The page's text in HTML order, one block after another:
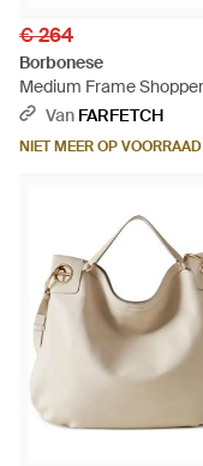
€ 264
Borbonese
Medium Frame
Naturel
Van FARFETCH
NIET MEER OP VOORRAAD